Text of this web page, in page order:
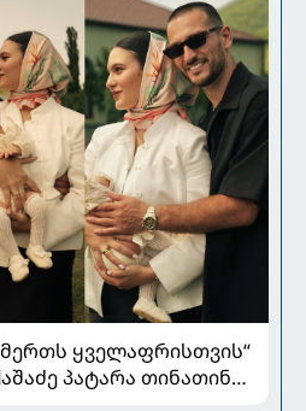
ყველაფრისთვის“
პატარა თინათინის